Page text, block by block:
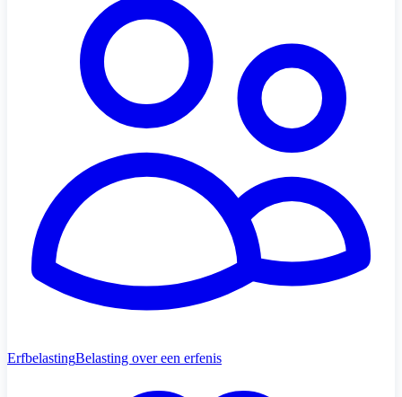
ErfbelastingBelasting over een erfenis